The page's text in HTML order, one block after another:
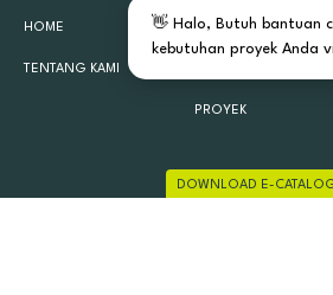
HOME
TENTANG KAMI
PRODUK KAMI
PROYEK
DOWNLOAD E-
👋 Halo, Butuh bantuan
kebutuhan proyek Anda